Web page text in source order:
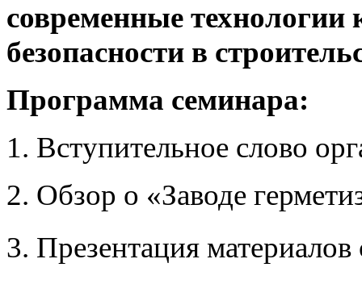
современные
безопасности в
Программа семинара:
1. Вступительное слово
2. Обзор о «Заводе
3. Презентация